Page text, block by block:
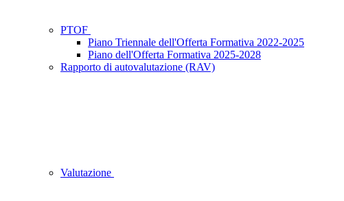
PTOF
Piano Triennale dell'Offerta Formativa 2022-2025
Piano dell'Offerta Formativa 2025-2028
Rapporto di autovalutazione (RAV)
Valutazione